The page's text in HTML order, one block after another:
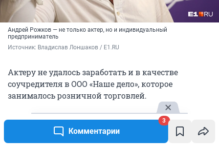
Комментарии
3
Андрей Рожков — не только актер, но и индивидуальный
предприниматель
Источник: Владислав Лоншаков / E1.RU
Актеру не удалось заработать и в качестве
соучредителя в ООО «Наше дело», которое
занималось розничной торговлей.
У Рожкова есть две действующие компании.
ООО «Горизонт», в которой он также выступает